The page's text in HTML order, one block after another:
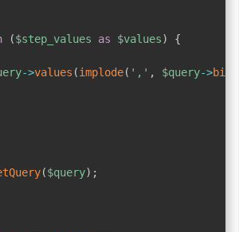
($step_values as $values) {
->values (implode( ',' , $query->
($query) ;